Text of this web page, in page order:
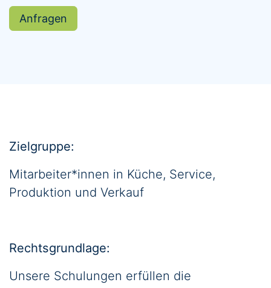
Anfragen
Zielgruppe:
Mitarbeiter*innen in Küche, Service,
Produktion und Verkauf
Rechtsgrundlage:
Unsere Schulungen erfüllen die